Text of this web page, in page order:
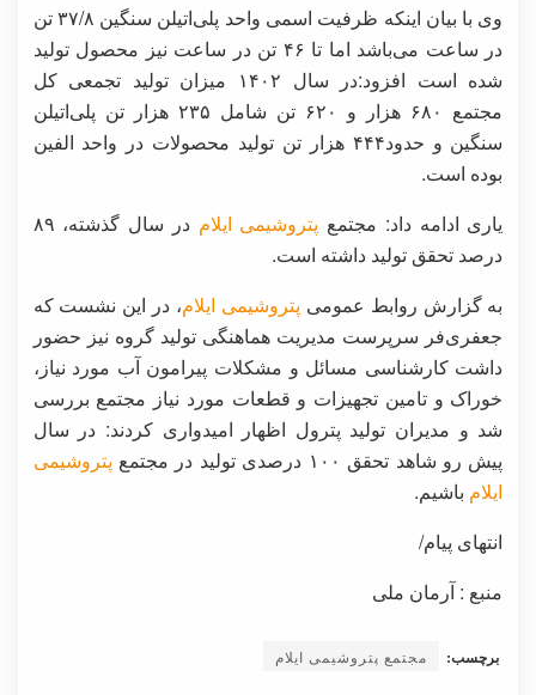
وی با بیان اینکه ظرفیت اسمی واحد پلی‌اتیلن سنگین ۳۷/۸ تن
در ساعت می‌باشد اما تا ۴۶ تن در ساعت نیز محصول تولید
شده است افزود:در سال ١۴٠٢ میزان تولید تجمعی کل
مجتمع ۶۸۰ هزار و ۶۲۰ تن شامل ۲۳۵ هزار تن پلی‌اتیلن
سنگین و حدود۴۴۴ هزار تن تولید محصولات در واحد الفین
بوده است.
یاری ادامه داد: مجتمع پتروشیمی ایلام
در‌ سال گذشته، ۸۹
درصد تحقق تولید داشته است.
به گزارش روابط عمومی پتروشیمی ایلام، در‌ این نشست که
جعفری‌فر سرپرست مدیریت هماهنگی تولید گروه نیز حضور
داشت کارشناسی مسائل و‌ مشکلات پیرامون آب مورد نیاز،
خوراک و تامین تجهیزات و قطعات مورد نیاز مجتمع بررسی
شد و مدیران تولید پترول اظهار امیدواری کردند: در سال
پیش رو شاهد تحقق ۱۰۰ درصدی تولید در مجتمع
پتروشیمی
ایلام باشیم.
انتهای پیام/
منبع : آرمان ملی
برچسب: مجتمع پتروشیمی ایلام